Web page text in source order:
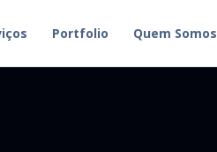
Portfolio Quem Somos